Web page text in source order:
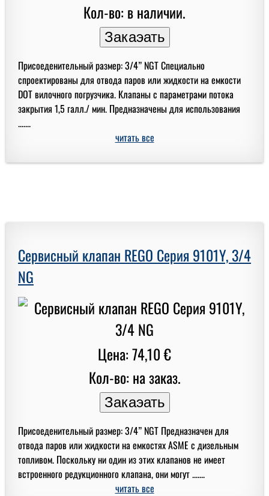
Кол-во: в наличии.
Присоеденительный размер: 3/4” NGT Специально
спроектированы для отвода паров или жидкости на емкости
DOT вилочного погрузчика. Клапаны с параметрами потока
закрытия 1,5 галл./ мин. Предназначены для использования
.......
читать все
Сервисный клапан REGO Серия 9101Y, 3/4
NG
Цена: 74,10 €
Кол-во: на заказ.
Присоеденительный размер: 3/4” NGT Предназначен для
отвода паров или жидкости на емкостях ASME с дизельным
топливом. Поскольку ни один из этих клапанов не имеет
встроенного редукционного клапана, они могут .......
читать все